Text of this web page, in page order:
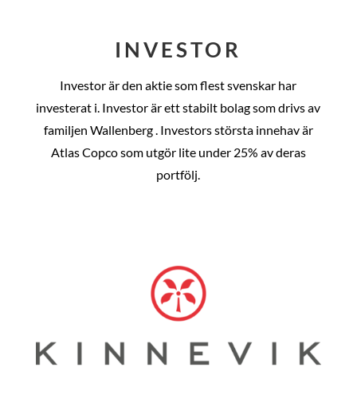
INVESTOR
Investor är den aktie som flest svenskar har
investerat i. Investor är ett stabilt bolag som drivs av
familjen Wallenberg . Investors största innehav är
Atlas Copco som utgör lite under 25% av deras
portfölj.